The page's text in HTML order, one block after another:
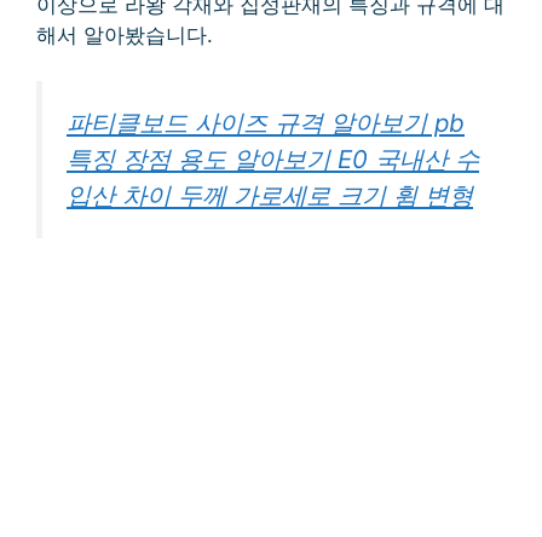
해서 알아봤습니다.
파티클보드 사이즈 규격 알아보기 pb
특징 장점 용도 알아보기 E0 국내산 수
입산 차이 두께 가로세로 크기 휨 변형